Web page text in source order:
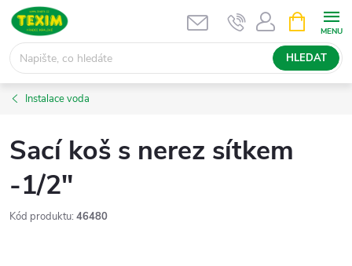
Přejít
obsah
HLEDAT
NÁKUPNÍ
KOŠÍK
Instalace voda
Sací koš s nerez sítkem
-1/2"
Kód produktu: 46480